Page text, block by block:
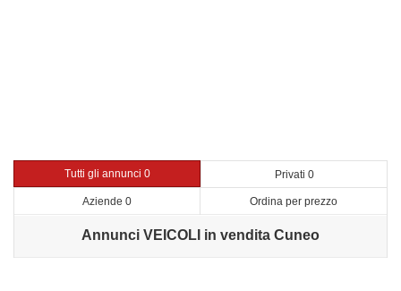
Tutti gli annunci 0 Privati 0
Aziende 0 Ordina per prezzo
Annunci VEICOLI in vendita Cuneo